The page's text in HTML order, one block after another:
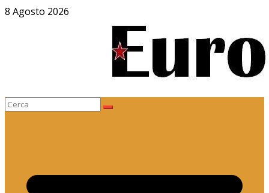
Salta
8 Agosto 2026